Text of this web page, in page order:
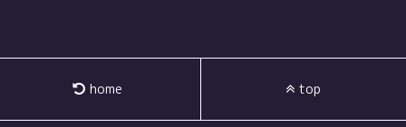
home top